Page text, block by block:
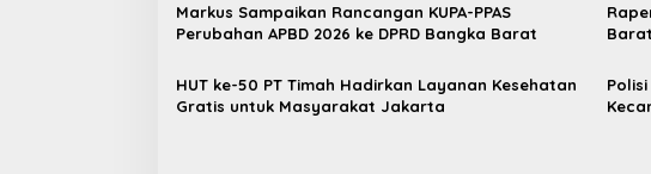
i
o
s
Markus Sampaikan Rancangan KUPA-PPAS
Perubahan APBD 2026 ke DPRD Bangka Barat
HUT ke-50 PT Timah Hadirkan Layanan Kesehatan
Gratis untuk Masyarakat Jakarta